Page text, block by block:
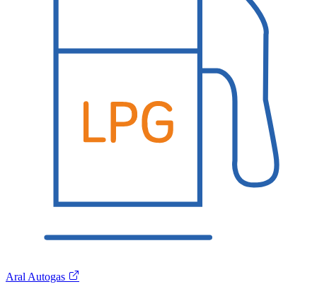
Aral Autogas